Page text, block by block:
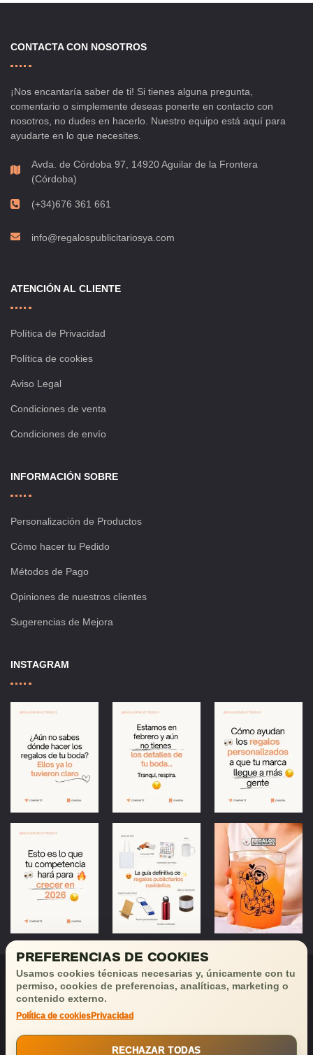
CONTACTA CON NOSOTROS
¡Nos encantaría saber de ti! Si tienes alguna pregunta,
comentario o simplemente deseas ponerte en contacto con
nosotros, no dudes en hacerlo. Nuestro equipo está aquí para
ayudarte en lo que necesites.
Avda. de Córdoba 97, 14920 Aguilar de la Frontera
(Córdoba)
(+34)676 361 661
info@regalospublicitariosya.com
ATENCIÓN AL CLIENTE
Política de Privacidad
Política de cookies
Aviso Legal
Condiciones de venta
Condiciones de envío
INFORMACIÓN SOBRE
Personalización de Productos
Cómo hacer tu Pedido
Métodos de Pago
Opiniones de nuestros clientes
Sugerencias de Mejora
INSTAGRAM
buenas noticias!
PREFERENCIAS DE COOKIES
Usamos cookies técnicas necesarias y, únicamente con tu
permiso, cookies de preferencias, analíticas, marketing o
contenido externo.
Política de cookies Privacidad
RECHAZAR TODAS